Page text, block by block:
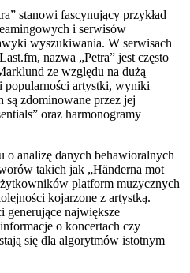
stanowi fascynujący przykład
i serwisów
wyszukiwania. W serwisach
nazwa „Petra” jest często
ze względu na dużą
popularności artystki, wyniki
zdominowane przez jej
oraz harmonogramy
o analizę danych behawioralnych
takich jak „Händerna mot
platform muzycznych
kojarzone z artystką.
generujące największe
o koncertach czy
się dla algorytmów istotnym